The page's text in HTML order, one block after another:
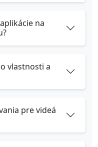
na
vlastnosti a
pre videá